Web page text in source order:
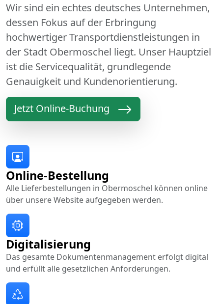
Wir sind ein echtes deutsches Unternehmen,
dessen Fokus auf der Erbringung
hochwertiger Transportdienstleistungen in
der Stadt Obermoschel liegt. Unser Hauptziel
ist die Servicequalität, grundlegende
Genauigkeit und Kundenorientierung.
Jetzt Online-Buchung
Online-Bestellung
Alle Lieferbestellungen in Obermoschel können online
über unsere Website aufgegeben werden.
Digitalisierung
Das gesamte Dokumentenmanagement erfolgt digital
und erfüllt alle gesetzlichen Anforderungen.